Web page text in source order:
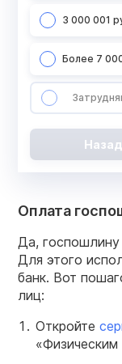
3 000 001
Более 7
Назад
Оплата
Да,
Для этого
банк. Вот
лиц:
Откройте